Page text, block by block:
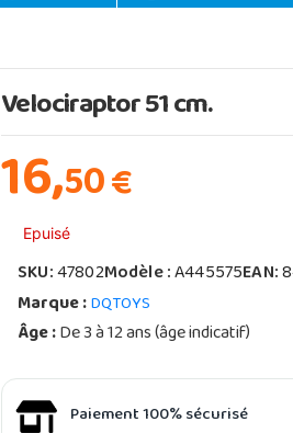
Velociraptor 51 cm.
16,50€
Epuisé
SKU:47802Modèle :A445575EAN:
Marque :DQTOYS
Âge :De 3 à 12 ans (âge indicatif)
Paiement 100% sécurisé